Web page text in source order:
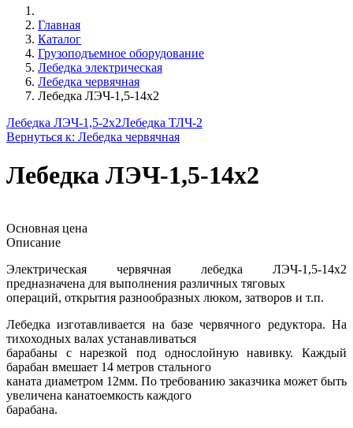
Главная
Каталог
Грузоподъемное оборудование
Лебедка электрическая
Лебедка червячная
Лебедка ЛЭЧ-1,5-14х2
Лебедка ЛЭЧ-1,5-2х2Лебедка ТЛЧ-2
Вернуться к: Лебедка червячная
Лебедка ЛЭЧ-1,5-14х2
Основная цена
Описание
Электрическая червячная лебедка ЛЭЧ-1,5-14х2
предназначена для выполнения различных тяговых
операций, открытия разнообразных люком, затворов и т.п.
Лебедка изготавливается на базе червячного редуктора. На
тихоходных валах устанавливаться
барабаны с нарезкой под однослойную навивку. Каждый
барабан вмешает 14 метров стального
каната диаметром 12мм. По требованию заказчика может быть
увеличена канатоемкость каждого
барабана.